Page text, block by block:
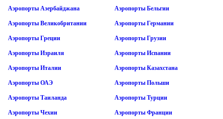
Аэропорты Азербайджана Аэропорты Бельгии
Аэропорты Великобритании Аэропорты Германии
Аэропорты Греции Аэропорты Грузии
Аэропорты Израиля Аэропорты Испании
Аэропорты Италии Аэропорты Казахстана
Аэропорты ОАЭ Аэропорты Польши
Аэропорты Таиланда Аэропорты Турции
Аэропорты Чехии Аэропорты Франции